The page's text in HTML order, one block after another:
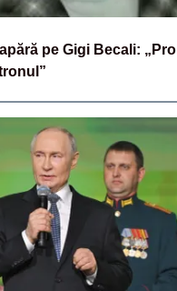
pe Gigi Becali: